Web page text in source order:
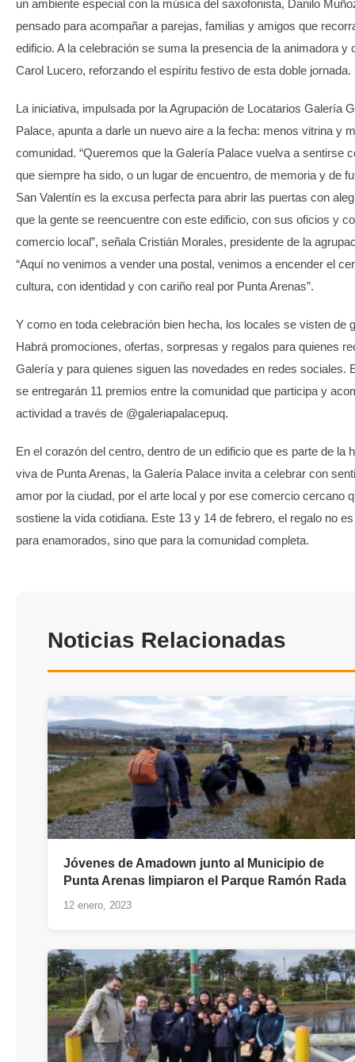
un ambiente especial con la música del saxofonista, Danilo
pensado para acompañar a parejas, familias y amigos que
edificio. A la celebración se suma la presencia de la animadora y
Carol Lucero, reforzando el espíritu festivo de esta doble jornada.
La iniciativa, impulsada por la Agrupación de Locatarios Galería
Palace, apunta a darle un nuevo aire a la fecha: menos vitrina y
comunidad. “Queremos que la Galería Palace vuelva a sentirse
que siempre ha sido, o un lugar de encuentro, de memoria y de
San Valentín es la excusa perfecta para abrir las puertas con
que la gente se reencuentre con este edificio, con sus oficios y
comercio local”, señala Cristián Morales, presidente de la
“Aquí no venimos a vender una postal, venimos a encender el
cultura, con identidad y con cariño real por Punta Arenas”.
Y como en toda celebración bien hecha, los locales se visten de
Habrá promociones, ofertas, sorpresas y regalos para quienes
Galería y para quienes siguen las novedades en redes sociales.
se entregarán 11 premios entre la comunidad que participa y
actividad a través de @galeriapalacepuq.
En el corazón del centro, dentro de un edificio que es parte de la
viva de Punta Arenas, la Galería Palace invita a celebrar con
amor por la ciudad, por el arte local y por ese comercio cercano
sostiene la vida cotidiana. Este 13 y 14 de febrero, el regalo no
para enamorados, sino que para la comunidad completa.
Noticias Relacionadas
Jóvenes de Amadown junto al Municipio de
Punta Arenas limpiaron el Parque Ramón Rada
12 enero, 2023